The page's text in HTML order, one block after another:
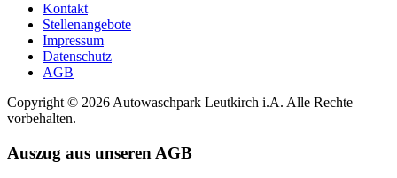
Kontakt
Stellenangebote
Impressum
Datenschutz
AGB
Copyright © 2026 Autowaschpark Leutkirch i.A. Alle Rechte
vorbehalten.
Auszug aus unseren AGB